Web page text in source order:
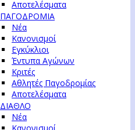
Αποτελέσματα
ΠΑΓΟΔΡΟΜΙΑ
Νέα
Κανονισμοί
Εγκύκλιοι
Έντυπα Αγώνων
Κριτές
Αθλητές Παγοδρομίας
Αποτελέσματα
ΔΙΑΘΛΟ
Νέα